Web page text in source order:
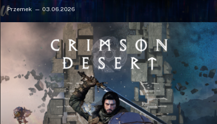
Przemek 03.06.2026